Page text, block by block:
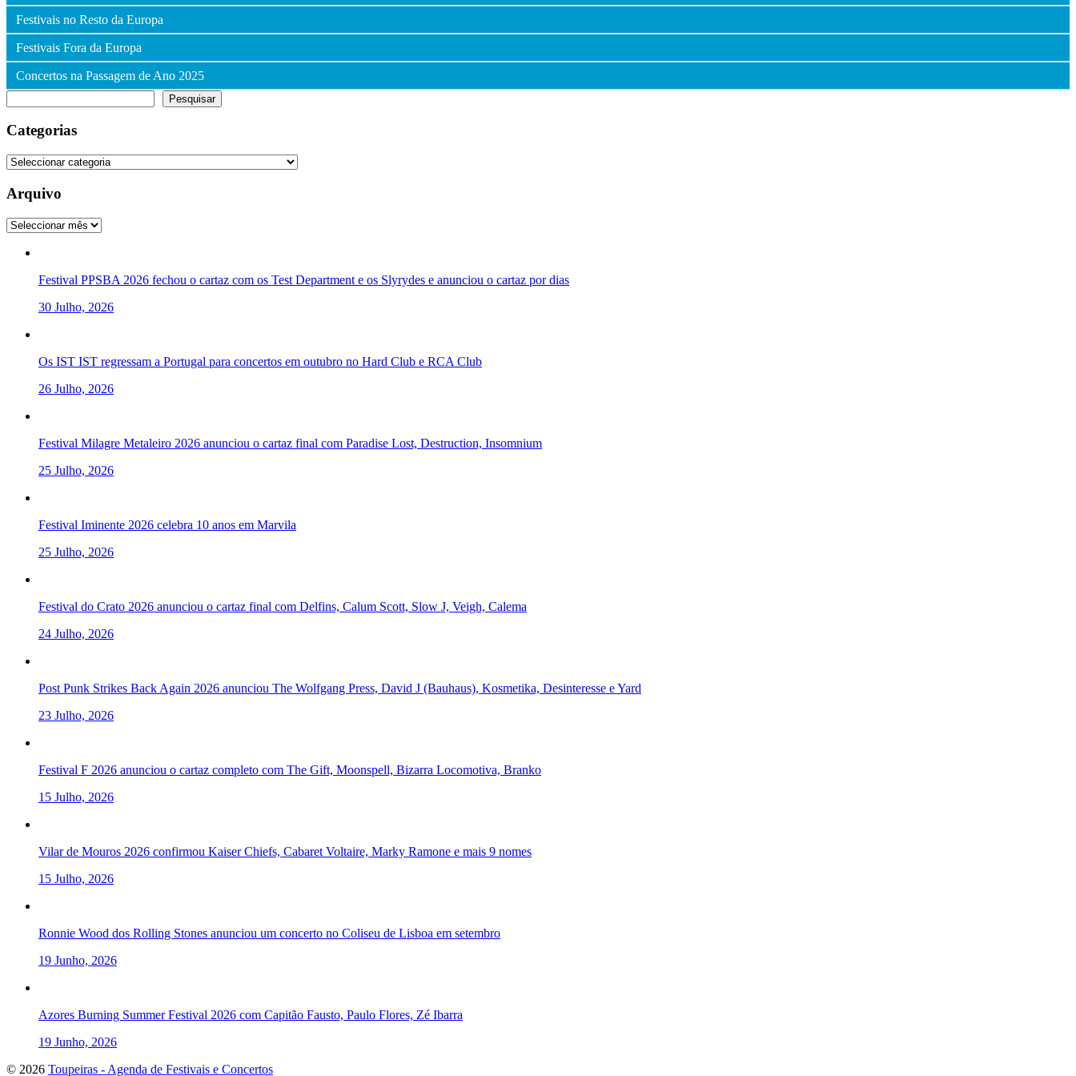
Festivais no Resto da Europa
Festivais Fora da Europa
Concertos na Passagem de Ano 2025
Pesquisar
Categorias
Categorias
Arquivo
Arquivo
Festival PPSBA 2026 fechou o cartaz com os Test Department e os Slyrydes e anunciou o cartaz por dias
30 Julho, 2026
Os IST IST regressam a Portugal para concertos em outubro no Hard Club e RCA Club
26 Julho, 2026
Festival Milagre Metaleiro 2026 anunciou o cartaz final com Paradise Lost, Destruction, Insomnium
25 Julho, 2026
Festival Iminente 2026 celebra 10 anos em Marvila
25 Julho, 2026
Festival do Crato 2026 anunciou o cartaz final com Delfins, Calum Scott, Slow J, Veigh, Calema
24 Julho, 2026
Post Punk Strikes Back Again 2026 anunciou The Wolfgang Press, David J (Bauhaus), Kosmetika, Desinteresse e Yard
23 Julho, 2026
Festival F 2026 anunciou o cartaz completo com The Gift, Moonspell, Bizarra Locomotiva, Branko
15 Julho, 2026
Vilar de Mouros 2026 confirmou Kaiser Chiefs, Cabaret Voltaire, Marky Ramone e mais 9 nomes
15 Julho, 2026
Ronnie Wood dos Rolling Stones anunciou um concerto no Coliseu de Lisboa em setembro
19 Junho, 2026
Azores Burning Summer Festival 2026 com Capitão Fausto, Paulo Flores, Zé Ibarra
19 Junho, 2026
To
© 2026 Toupeiras - Agenda de Festivais e Concertos